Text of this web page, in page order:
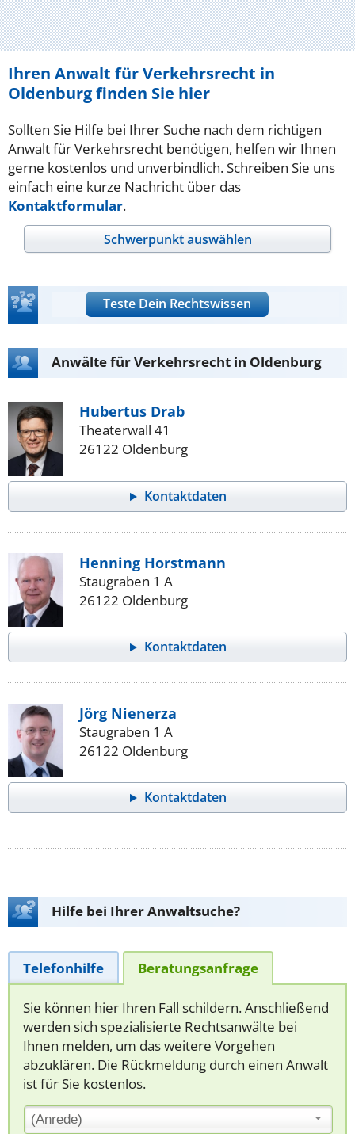
Ihren Anwalt für Verkehrsrecht in
Oldenburg finden Sie hier
Sollten Sie Hilfe bei Ihrer Suche nach dem richtigen
Anwalt für Verkehrsrecht benötigen, helfen wir Ihnen
gerne kostenlos und unverbindlich. Schreiben Sie uns
einfach eine kurze Nachricht über das
Kontaktformular.
Schwerpunkt auswählen
Teste Dein Rechtswissen
Anwälte für Verkehrsrecht in Oldenburg
Hubertus Drab
Theaterwall 41
26122 Oldenburg
Kontaktdaten
Henning Horstmann
Staugraben 1 A
26122 Oldenburg
Kontaktdaten
Jörg Nienerza
Staugraben 1 A
26122 Oldenburg
Kontaktdaten
Hilfe bei Ihrer Anwaltsuche?
Telefonhilfe Beratungsanfrage
Sie können hier Ihren Fall schildern. Anschließend
werden sich spezialisierte Rechtsanwälte bei
Ihnen melden, um das weitere Vorgehen
abzuklären. Die Rückmeldung durch einen Anwalt
ist für Sie kostenlos.
(Anrede)